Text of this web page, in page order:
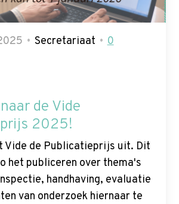
Secretariaat
0
de Vide
2025!
Vide de Publicatieprijs uit. Dit
het publiceren over thema's
handhaving, evaluatie
van onderzoek hiernaar te